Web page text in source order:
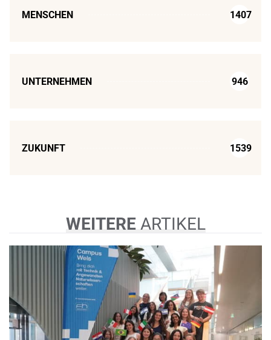
MENSCHEN 1407
UNTERNEHMEN 946
ZUKUNFT 1539
WEITEREARTIKEL